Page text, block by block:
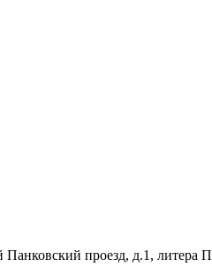
проезд, д.1, литера П